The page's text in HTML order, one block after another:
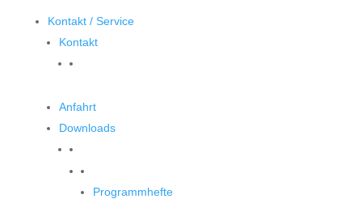
Kontakt / Service
Kontakt
Anfahrt
Downloads
Programmhefte